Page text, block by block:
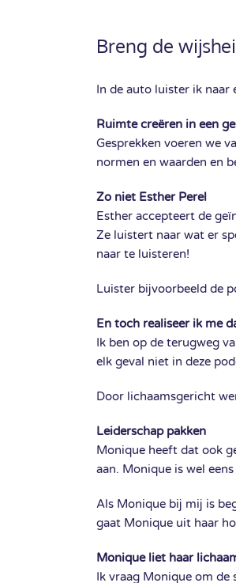
Breng de
In de auto luister ik naar
Ruimte creëren in een
Gesprekken voeren we
normen en waarden en
Zo niet Esther Perel
Esther accepteert de
Ze luistert naar wat er
naar te luisteren!
Luister bijvoorbeeld de
En toch realiseer ik me
Ik ben op de terugweg
elk geval niet in deze
Door lichaamsgericht
Leiderschap pakken
Monique heeft dat ook
aan. Monique is wel
Als Monique bij mij is
gaat Monique uit haar
Monique liet haar
Ik vraag Monique om de